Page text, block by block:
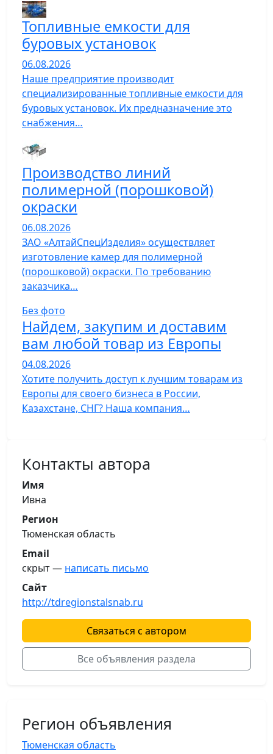
Топливные емкости для
буровых установок
06.08.2026
Наше предприятие производит
специализированные топливные емкости для
буровых установок. Их предназначение это
снабжения…
Производство линий
полимерной (порошковой)
окраски
06.08.2026
ЗАО «АлтайСпецИзделия» осуществляет
изготовление камер для полимерной
(порошковой) окраски. По требованию
заказчика…
Без фото
Найдем, закупим и доставим
вам любой товар из Европы
04.08.2026
Хотите получить доступ к лучшим товарам из
Европы для своего бизнеса в России,
Казахстане, СНГ? Наша компания…
Контакты автора
Имя
Ивна
Регион
Тюменская область
Email
скрыт — написать письмо
Сайт
http://tdregionstalsnab.ru
Связаться с автором
Все объявления раздела
Регион объявления
Тюменская область